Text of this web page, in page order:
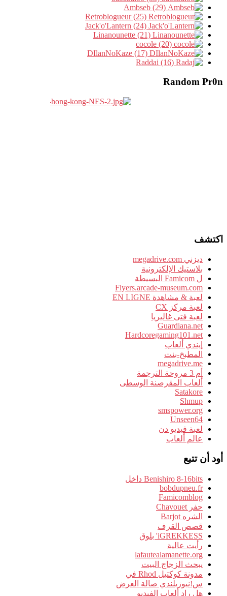
Random Pr0n
اكتشف
ديزني megadrive.com
بلاستيك الإلكترونية
ل Famicom البسيطة
Flyers.arcade-museum.com
لعبة & مشاهدة EN LIGNE
لعبة مركز CX
لعبة فتى غاليريا
Guardiana.net
Hardcoregaming101.net
إيندي ألعاب
المطبخ-بنت
megadrive.me
أم 3 مروحة الترجمة
ألعاب المقرصنة الوسطى
Satakore
Shmup
smspower.org
Unseen64
لعبة فيديو دن
عالم ألعاب
أود أن تتبع
Benishiro 8-16bits داخل
bobdupneu.fr
Famicomblog
حفر Chavouet
الشره Barjot
قصص القرف
iGREKKESS' بلوق
رأيت عالية
lafautealamanette.org
يبحث الزجاج البيت
مدونة كوكتيل Rhod في
س!نيوزيلندي صالة العرض
هل راد ألعاب الفيديو